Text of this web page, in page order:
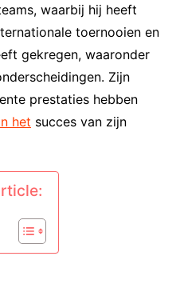
waarbij hij heeft
toernooien en
gekregen, waaronder
Zijn
prestaties hebben
het succes van zijn